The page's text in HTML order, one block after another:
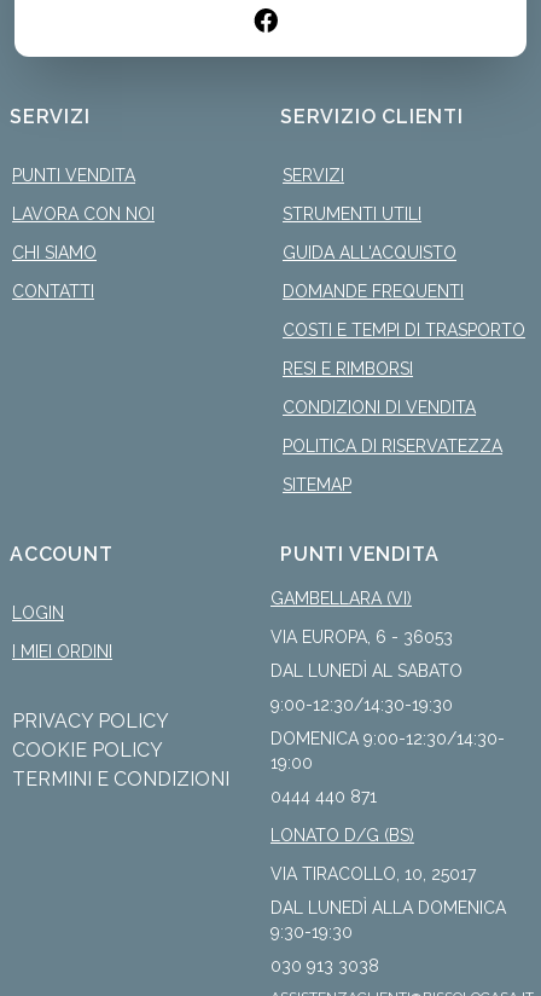
SERVIZI
PUNTI VENDITA
LAVORA CON NOI
CHI SIAMO
CONTATTI
SERVIZIO CLIENTI
SERVIZI
STRUMENTI UTILI
GUIDA ALL'ACQUISTO
DOMANDE FREQUENTI
COSTI E TEMPI DI TRASPORTO
RESI E RIMBORSI
CONDIZIONI DI VENDITA
POLITICA DI RISERVATEZZA
SITEMAP
ACCOUNT
LOGIN
I MIEI ORDINI
PRIVACY POLICY
COOKIE POLICY
TERMINI E CONDIZIONI
PUNTI VENDITA
GAMBELLARA (VI)
VIA EUROPA, 6 - 36053
DAL LUNEDÌ AL SABATO
9:00-12:30/14:30-19:30
DOMENICA 9:00-12:30/14:30-
19:00
0444 440 871
LONATO D/G (BS)
VIA TIRACOLLO, 10, 25017
DAL LUNEDÌ ALLA DOMENICA
9:30-19:30
030 913 3038